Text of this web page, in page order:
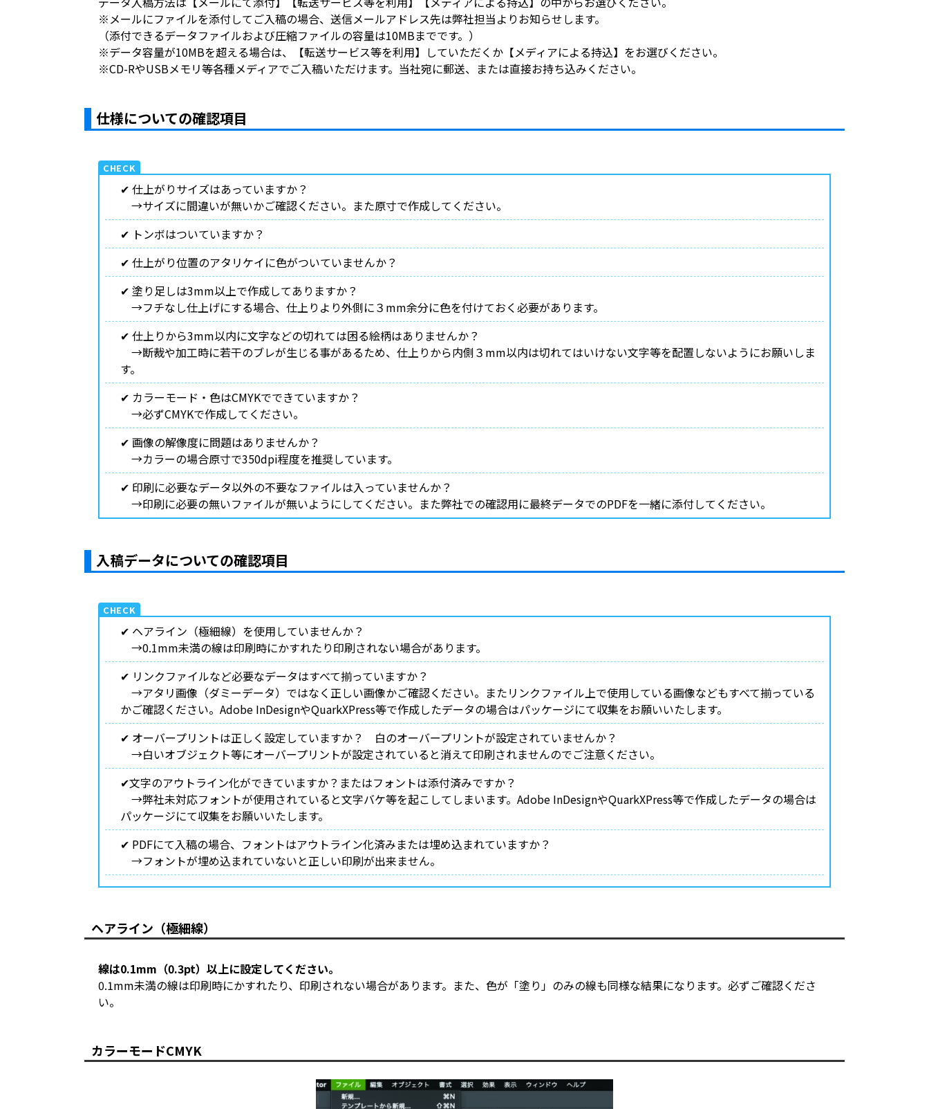
※メールにファイルを添付してご入稿の場合、送信メールアドレス先は弊社担当よりお知らせします。
（添付できるデータファイルおよび圧縮ファイルの容量は10MBまでです。）
※データ容量が10MBを超える場合は、【転送サービス等を利用】していただくか【メディアによる持込】をお選びください。
※CD-RやUSBメモリ等各種メディアでご入稿いただけます。当社宛に郵送、または直接お持ち込みください。
仕様についての確認項目
✔︎ 仕上がりサイズはあっていますか？
→サイズに間違いが無いかご確認ください。また原寸で作成してください。
✔︎ トンボはついていますか？
✔︎ 仕上がり位置のアタリケイに色がついていませんか？
✔︎ 塗り足しは3mm以上で作成してありますか？
→フチなし仕上げにする場合、仕上りより外側に３mm余分に色を付けておく必要があります。
✔︎ 仕上りから3mm以内に文字などの切れては困る絵柄はありませんか？
→断裁や加工時に若干のブレが生じる事があるため、仕上りから内側３mm以内は切れてはいけない文字等を配置しないようにお願いしま
す。
✔︎ カラーモード・色はCMYKでできていますか？
→必ずCMYKで作成してください。
✔︎ 画像の解像度に問題はありませんか？
→カラーの場合原寸で350dpi程度を推奨しています。
✔︎ 印刷に必要なデータ以外の不要なファイルは入っていませんか？
→印刷に必要の無いファイルが無いようにしてください。また弊社での確認用に最終データでのPDFを一緒に添付してください。
入稿データについての確認項目
✔︎ ヘアライン（極細線）を使用していませんか？
→0.1mm未満の線は印刷時にかすれたり印刷されない場合があります。
✔︎ リンクファイルなど必要なデータはすべて揃っていますか？
→アタリ画像（ダミーデータ）ではなく正しい画像かご確認ください。またリンクファイル上で使用している画像などもすべて揃っている
かご確認ください。Adobe InDesignやQuarkXPress等で作成したデータの場合はパッケージにて収集をお願いいたします。
✔︎ オーバープリントは正しく設定していますか？ 白のオーバープリントが設定されていませんか？
→白いオブジェクト等にオーバープリントが設定されていると消えて印刷されませんのでご注意ください。
✔︎文字のアウトライン化ができていますか？またはフォントは添付済みですか？
→弊社未対応フォントが使用されていると文字バケ等を起こしてしまいます。Adobe InDesignやQuarkXPress等で作成したデータの場合は
パッケージにて収集をお願いいたします。
✔︎ PDFにて入稿の場合、フォントはアウトライン化済みまたは埋め込まれていますか？
→フォントが埋め込まれていないと正しい印刷が出来ません。
ヘアライン（極細線）
線は0.1mm（0.3pt）以上に設定してください。
0.1mm未満の線は印刷時にかすれたり、印刷されない場合があります。また、色が「塗り」のみの線も同様な結果になります。必ずご確認くださ
い。
カラーモードCMYK